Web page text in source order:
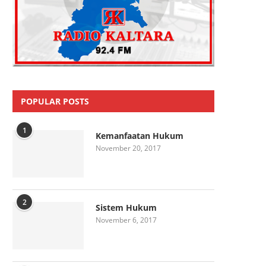
POPULAR POSTS
1 Kemanfaatan Hukum
November 20, 2017
2 Sistem Hukum
November 6, 2017